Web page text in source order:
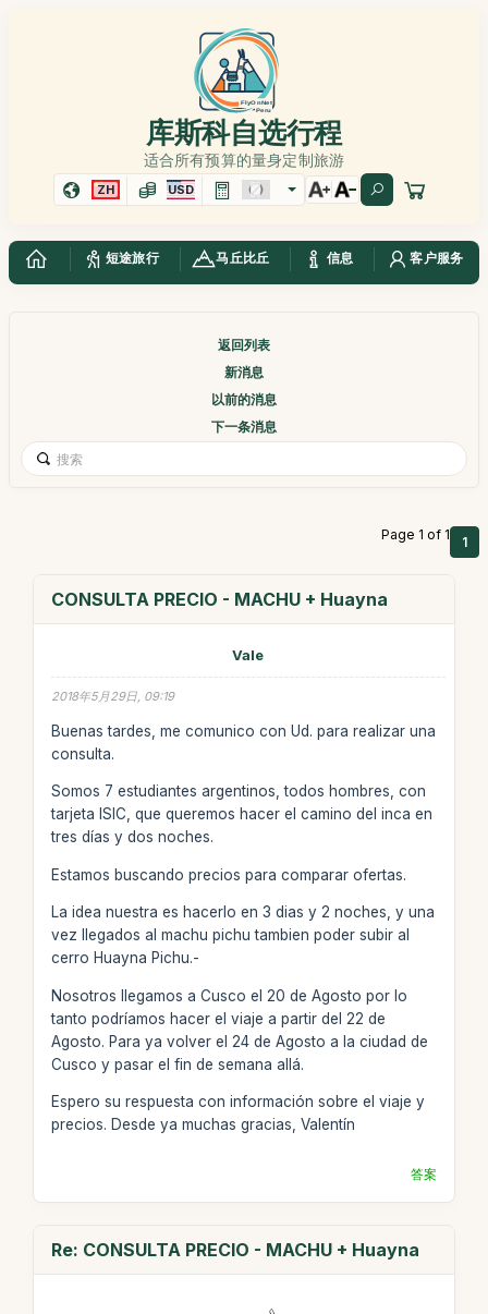
库斯科自选行程
适合所有预算的量身定制旅游
ZH USD
短途旅行 马丘比丘 信息 客户服务
返回列表
新消息
以前的消息
下一条消息
Page 1 of 1 1
CONSULTA PRECIO - MACHU + Huayna
Vale
2018年5月29日, 09:19
Buenas tardes, me comunico con Ud. para realizar una
consulta.
Somos 7 estudiantes argentinos, todos hombres, con
tarjeta ISIC, que queremos hacer el camino del inca en
tres días y dos noches.
Estamos buscando precios para comparar ofertas.
La idea nuestra es hacerlo en 3 dias y 2 noches, y una
vez llegados al machu pichu tambien poder subir al
cerro Huayna Pichu.-
Nosotros llegamos a Cusco el 20 de Agosto por lo
tanto podríamos hacer el viaje a partir del 22 de
Agosto. Para ya volver el 24 de Agosto a la ciudad de
Cusco y pasar el fin de semana allá­.
Espero su respuesta con información sobre el viaje y
precios. Desde ya muchas gracias, Valentín
答案
Re: CONSULTA PRECIO - MACHU + Huayna